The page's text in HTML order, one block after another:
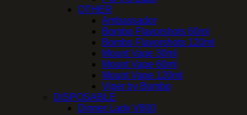
OTHER
Ambassador
Bombo Flavorshots 60ml
Bombo Flavorshots 120ml
Mount Vape 30ml
Mount Vape 60ml
Mount Vape 120ml
Viper by Bombo
DISPOSABLE
Dinner Lady V800